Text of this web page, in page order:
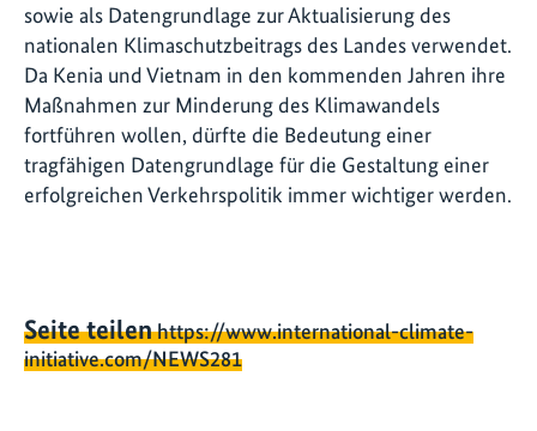
sowie als Datengrundlage zur Aktualisierung des
nationalen Klimaschutzbeitrags des Landes verwendet.
Da Kenia und Vietnam in den kommenden Jahren ihre
Maßnahmen zur Minderung des Klimawandels
fortführen wollen, dürfte die Bedeutung einer
tragfähigen Datengrundlage für die Gestaltung einer
erfolgreichen Verkehrspolitik immer wichtiger werden.
Seite teilenhttps://www.international-climate-
initiative.com/NEWS281